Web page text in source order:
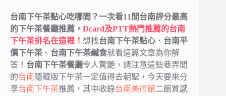
台南下午茶點心吃哪間？一次看11間台南評分最高
的下午茶餐廳推薦， Dcard及PTT熱門推薦的台南
下午茶排名在這裡！ 想找台南下午茶點心 、 台南平
價下午茶 、 台南下午茶鹹食就看這篇文章為你解
答！ 台南下午茶餐廳令人驚艷，請注意這些巷弄間
的台南 隱藏版下午茶一定值得去朝聖，今天要來分
享台南下午茶推薦，其中收錄台南美術館二館質感